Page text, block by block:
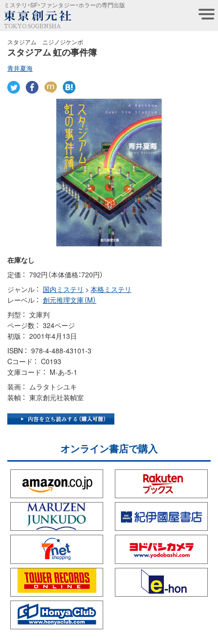
ミステリ・SF・ファンタジー・ホラーの専門出版
TOKYO SOGENSHA
スタジアム ニジノジケンボ
スタジアム 虹の事件簿
青井夏海
在庫なし
定価
792円（本体価格：720円）
ジャンル
国内ミステリ > 本格ミステリ
レーベル
創元推理文庫（M）
判型
文庫判
ページ数
324ページ
初版
2001年4月13日
ISBN
978-4-488-43101-3
Cコード
C0193
文庫コード
M-あ-5-1
装画
ムラタトシユキ
装幀
東京創元社装幀室
オンライン書店で購入